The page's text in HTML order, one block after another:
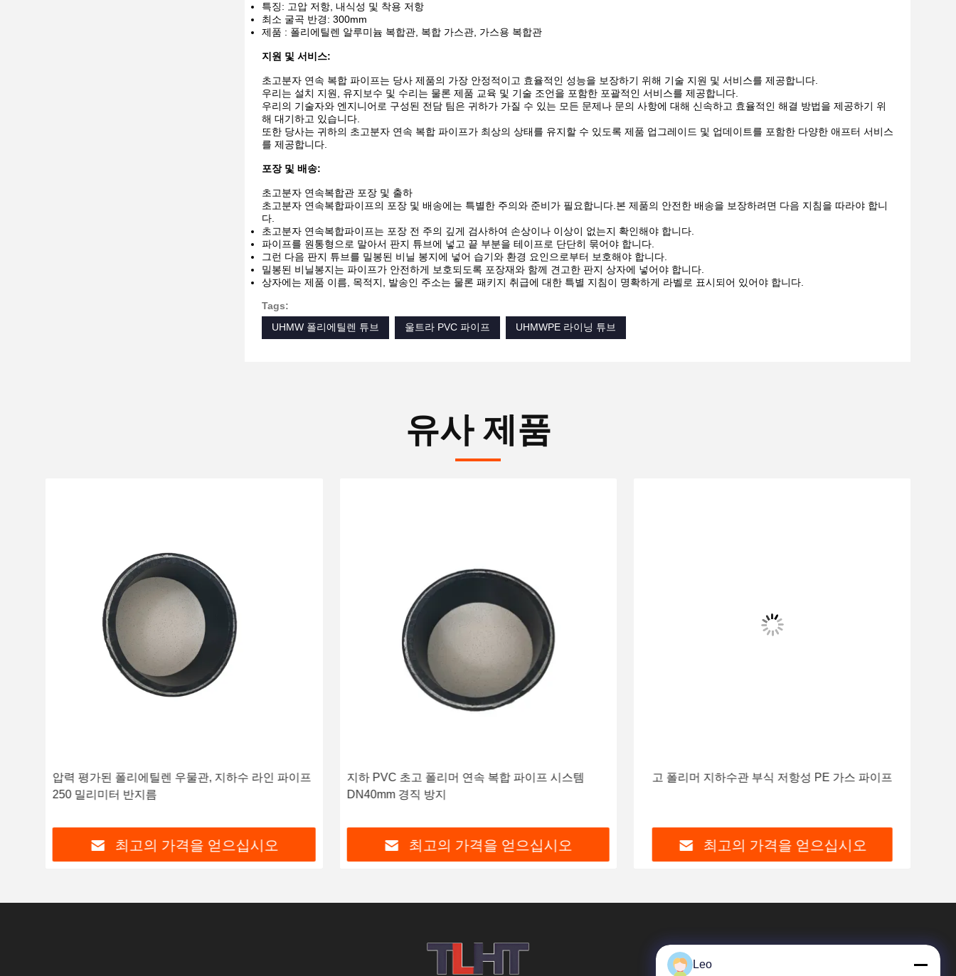
특징: 고압 저항, 내식성 및 착용 저항
최소 굴곡 반경: 300mm
제품 : 폴리에틸렌 알루미늄 복합관, 복합 가스관, 가스용 복합관
지원 및 서비스:
초고분자 연속 복합 파이프는 당사 제품의 가장 안정적이고 효율적인 성능을 보장하기 위해 기술 지원 및 서비스를 제공합니다.
우리는 설치 지원, 유지보수 및 수리는 물론 제품 교육 및 기술 조언을 포함한 포괄적인 서비스를 제공합니다.
우리의 기술자와 엔지니어로 구성된 전담 팀은 귀하가 가질 수 있는 모든 문제나 문의 사항에 대해 신속하고 효율적인 해결 방법을 제공하기 위
해 대기하고 있습니다.
또한 당사는 귀하의 초고분자 연속 복합 파이프가 최상의 상태를 유지할 수 있도록 제품 업그레이드 및 업데이트를 포함한 다양한 애프터 서비스
를 제공합니다.
포장 및 배송:
초고분자 연속복합관 포장 및 출하
초고분자 연속복합파이프의 포장 및 배송에는 특별한 주의와 준비가 필요합니다.본 제품의 안전한 배송을 보장하려면 다음 지침을 따라야 합니
다.
초고분자 연속복합파이프는 포장 전 주의 깊게 검사하여 손상이나 이상이 없는지 확인해야 합니다.
파이프를 원통형으로 말아서 판지 튜브에 넣고 끝 부분을 테이프로 단단히 묶어야 합니다.
그런 다음 판지 튜브를 밀봉된 비닐 봉지에 넣어 습기와 환경 요인으로부터 보호해야 합니다.
밀봉된 비닐봉지는 파이프가 안전하게 보호되도록 포장재와 함께 견고한 판지 상자에 넣어야 합니다.
상자에는 제품 이름, 목적지, 발송인 주소는 물론 패키지 취급에 대한 특별 지침이 명확하게 라벨로 표시되어 있어야 합니다.
Tags:
UHMW 폴리에틸렌 튜브
울트라 PVC 파이프 UHMWPE 라이닝 튜브
유사 제품
압력 평가된 폴리에틸렌 우물관, 지하수 라인 파이프
250 밀리미터 반지름
최고의 가격을 얻으십시오
지하 PVC 초고 폴리머 연속 복합 파이프 시스템
DN40mm 경직 방지
최고의 가격을 얻으십시오
고 폴리머 지하수관 부식 저항성 PE 가스 파이프
최고의 가격을 얻으십시오
Leo